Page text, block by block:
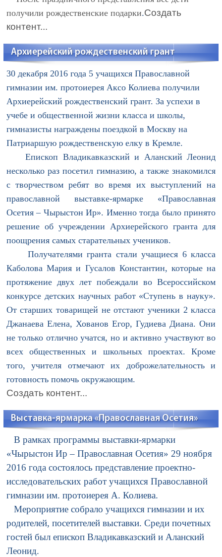
получили рождественские подарки.Создать
контент...
Архиерейский рождественский грант
30 декабря 2016 года 5 учащихся Православной
гимназии им. протоиерея Аксо Колиева получили
Архиерейский рождественский грант. За успехи в
учебе и общественной жизни класса и школы,
гимназисты награждены поездкой в Москву на
Патриаршую рождественскую елку в Кремле.
Епископ Владикавказский и Аланский Леонид
несколько раз посетил гимназию, а также знакомился
с творчеством ребят во время их выступлений на
православной выставке-ярмарке «Православная
Осетия – Чырыстон Ир». Именно тогда было принято
решение об учреждении Архиерейского гранта для
поощрения самых старательных учеников.
Получателями гранта стали учащиеся 6 класса
Каболова Мария и Гусалов Константин, которые на
протяжение двух лет побеждали во Всероссийском
конкурсе детских научных работ «Ступень в науку».
От старших товарищей не отстают ученики 2 класса
Джанаева Елена, Хованов Егор, Гудиева Диана. Они
не только отлично учатся, но и активно участвуют во
всех общественных и школьных проектах. Кроме
того, учителя отмечают их доброжелательность и
готовность помочь окружающим.
Создать контент...
Выставка-ярмарка «Православная Осетия»
В рамках программы выставки-ярмарки
«Чырыстон Ир – Православная Осетия» 29 ноября
2016 года состоялось представление проектно-
исследовательских работ учащихся Православной
гимназии им. протоиерея А. Колиева.
Мероприятие собрало учащихся гимназии и их
родителей, посетителей выставки. Среди почетных
гостей был епископ Владикавказский и Аланский
Леонид.